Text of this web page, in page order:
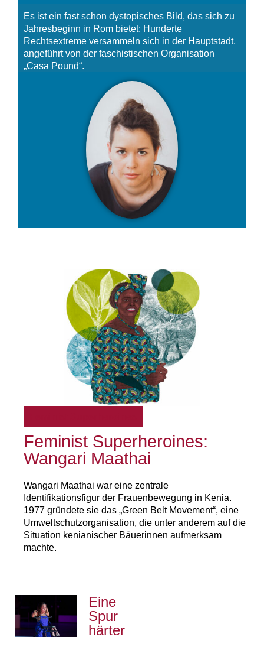
Es ist ein fast schon dystopisches Bild, das sich zu
Jahresbeginn in Rom bietet: Hunderte
Rechtsextreme versammeln sich in der Hauptstadt,
angeführt von der faschistischen Organisation
„Casa Pound“.
Feminist Superheroines:
Wangari Maathai
Wangari Maathai war eine zentrale
Identifikationsfigur der Frauenbewegung in Kenia.
1977 gründete sie das „Green Belt Movement“, eine
Umweltschutzorganisation, die unter anderem auf die
Situation kenianischer Bäuerinnen aufmerksam
machte.
Eine
Spur
härter